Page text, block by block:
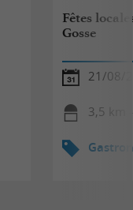
Fêtes
Gosse
21/08/
3,5 km